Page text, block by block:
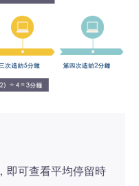
，即可查看平均停留時